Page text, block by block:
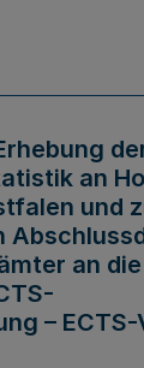
an
und
an die
– ECTS-